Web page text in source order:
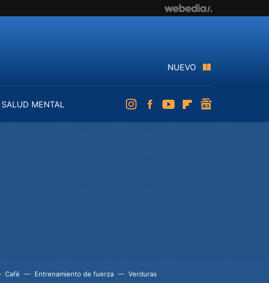
NUEVO
SALUD MENTAL
InstagramFacebookYoutubeFlipboard
Café Entrenamiento de fuerza Verduras